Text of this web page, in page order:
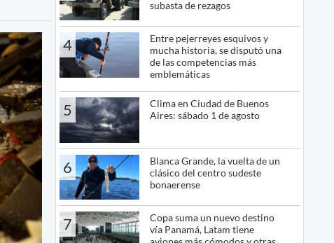
subasta de rezagos
4
Entre pejerreyes esquivos y
mucha historia, se disputó una
de las competencias más
emblemáticas
5
Clima en Ciudad de Buenos
Aires: sábado 1 de agosto
6
Blanca Grande, la vuelta de un
clásico del centro sudeste
bonaerense
7
Copa suma un nuevo destino
vía Panamá, Latam tiene